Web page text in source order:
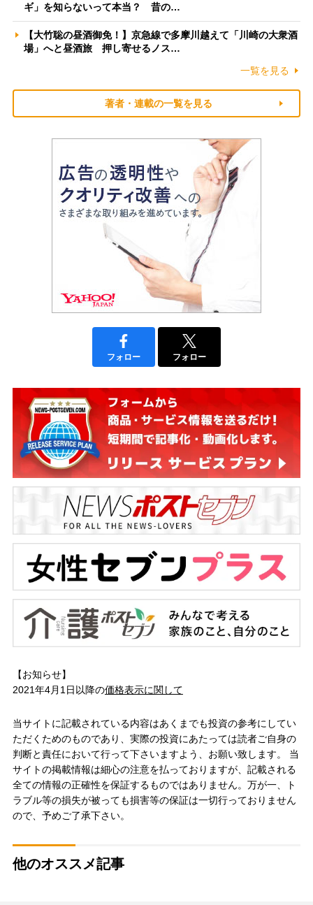
ギ」を知らないって本当？ 昔の…
【大竹聡の昼酒御免！】京急線で多摩川越えて「川崎の大衆酒
場」へと昼酒旅 押し寄せるノス…
一覧を見る
著者・連載の一覧を見る
フォロー フォロー
【お知らせ】
2021年4月1日以降の価格表示に関して
当サイトに記載されている内容はあくまでも投資の参考にしてい
ただくためのものであり、実際の投資にあたっては読者ご自身の
判断と責任において行って下さいますよう、お願い致します。 当
サイトの掲載情報は細心の注意を払っておりますが、記載される
全ての情報の正確性を保証するものではありません。万が一、ト
ラブル等の損失が被っても損害等の保証は一切行っておりません
ので、予めご了承下さい。
他のオススメ記事